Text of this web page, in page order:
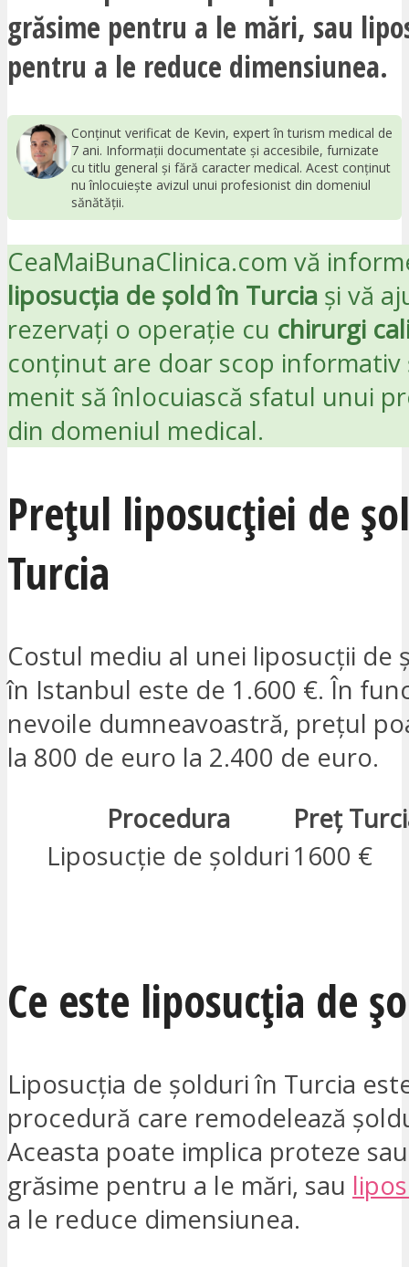
grăsime pentru a le mări, sau
pentru a le reduce dimensiunea.
Conținut verificat de Kevin, expert în turism medical de
7 ani. Informații documentate și accesibile, furnizate
cu titlu general și fără caracter medical. Acest conținut
nu înlocuiește avizul unui profesionist din domeniul
sănătății.
CeaMaiBunaClinica.com vă
liposucția de șold în Turcia și vă
rezervați o operație cu chirurgi
conținut are doar scop informativ
menit să înlocuiască sfatul unui
din domeniul medical.
Prețul liposucției de
Turcia
Costul mediu al unei liposucții de
în Istanbul este de 1.600 €. În
nevoile dumneavoastră, prețul
la 800 de euro la 2.400 de euro.
Procedura
Preț
Liposucție de șolduri1600 €
Ce este liposucția de
Liposucția de șolduri în Turcia
procedură care remodelează
Aceasta poate implica proteze
grăsime pentru a le mări, sau
a le reduce dimensiunea.